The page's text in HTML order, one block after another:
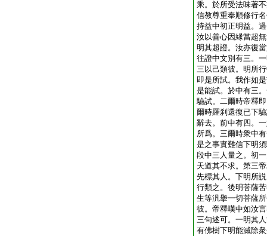
乘。於所受法味著
信教尊重奉順修行
持益中初正明益。
汝以善心因縁當超
明其超證。汝亦復
往證中文別有三。
三以己類彼。明所
即是所試。我作如
是能試。於中有三
驗試。二爾時帝釋
爾時羅刹還復已下
辭去。前中有四。
所爲。三爾時衆中
是之事實難信下明
段中三人量之。初
天道其不求。第三
先標其人。下明所
行類之。後明菩薩
生等汎擧一切菩薩
彼。帝釋嘆中如汝
三句述可。一明其
有佛樹下明能滅除